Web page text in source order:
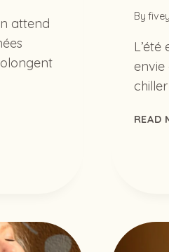
attend
By
READ